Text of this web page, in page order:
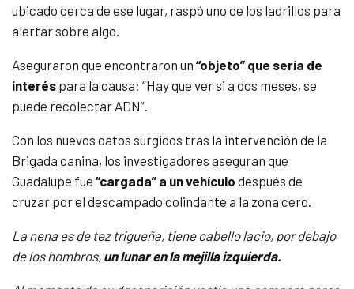
ubicado cerca de ese lugar, raspó uno de los ladrillos para
alertar sobre algo.
Aseguraron que encontraron un “objeto” que sería de
interés para la causa: “Hay que ver si a dos meses, se
puede recolectar ADN”.
Con los nuevos datos surgidos tras la intervención de la
Brigada canina, los investigadores aseguran que
Guadalupe fue “cargada” a un vehículo después de
cruzar por el descampado colindante a la zona cero.
La nena es de tez trigueña, tiene cabello lacio, por debajo
de los hombros, un lunar en la mejilla izquierda.